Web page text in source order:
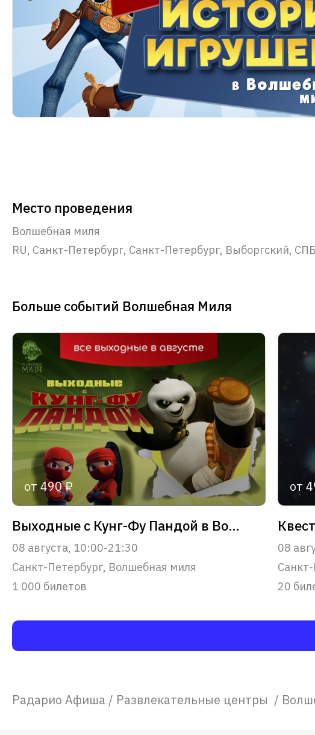
Место проведения
Волшебная миля
RU, Санкт-Петербург, Санкт-Петербург, Выборгский,
Больше событий Волшебная Миля
от 490 ₽
Выходные с Кунг-Фу Пандой в Волшебной миле
08 августа, 10:00-21:30
Санкт-Петербург, Волшебная миля
1 000 билетов
от
08
20
Радарио Афиша / Развлекательные центры /